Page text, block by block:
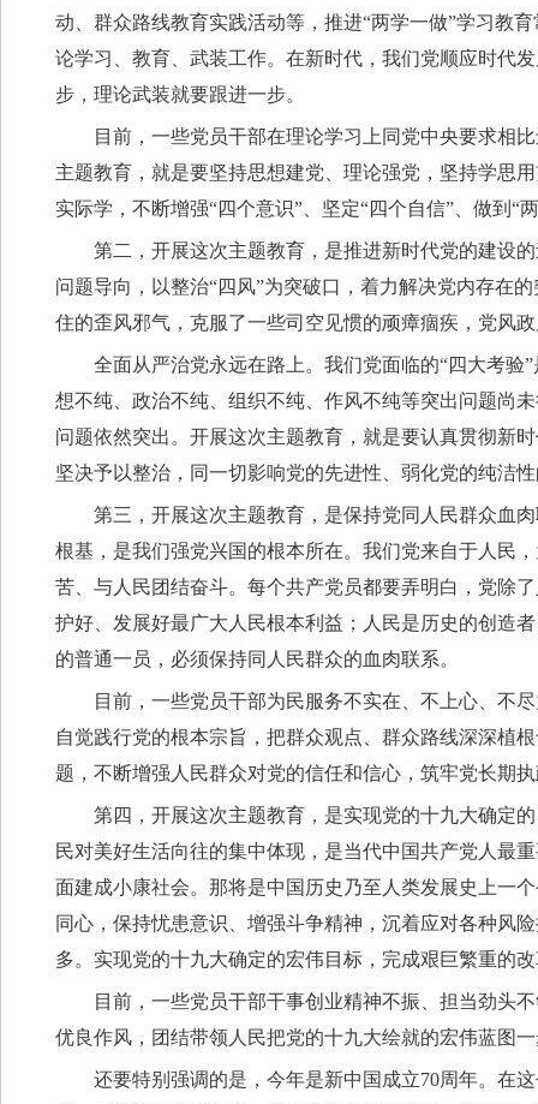
动、群众路线教育实践活动等，推进“两学一做”学习教
论学习、教育、武装工作。在新时代，我们党顺应时代
步，理论武装就要跟进一步。
目前，一些党员干部在理论学习上同党中央要求相
主题教育，就是要坚持思想建党、理论强党，坚持学思
实际学，不断增强“四个意识”、坚定“四个自信”、做到
第二，开展这次主题教育，是推进新时代党的建设
问题导向，以整治“四风”为突破口，着力解决党内存在
住的歪风邪气，克服了一些司空见惯的顽瘴痼疾，党风
全面从严治党永远在路上。我们党面临的“四大考验
想不纯、政治不纯、组织不纯、作风不纯等突出问题尚
问题依然突出。开展这次主题教育，就是要认真贯彻新
坚决予以整治，同一切影响党的先进性、弱化党的纯洁
第三，开展这次主题教育，是保持党同人民群众血
根基，是我们强党兴国的根本所在。我们党来自于人民
苦、与人民团结奋斗。每个共产党员都要弄明白，党除
护好、发展好最广大人民根本利益；人民是历史的创造
的普通一员，必须保持同人民群众的血肉联系。
目前，一些党员干部为民服务不实在、不上心、不
自觉践行党的根本宗旨，把群众观点、群众路线深深植
题，不断增强人民群众对党的信任和信心，筑牢党长期
第四，开展这次主题教育，是实现党的十九大确定
民对美好生活向往的集中体现，是当代中国共产党人最
面建成小康社会。那将是中国历史乃至人类发展史上一
同心，保持忧患意识、增强斗争精神，沉着应对各种风
多。实现党的十九大确定的宏伟目标，完成艰巨繁重的
目前，一些党员干部干事创业精神不振、担当劲头
优良作风，团结带领人民把党的十九大绘就的宏伟蓝图
还要特别强调的是，今年是新中国成立70周年。在